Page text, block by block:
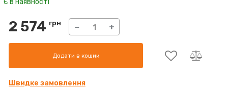
Є в наявності
2 574 грн − +
Додати в кошик
Швидке замовлення